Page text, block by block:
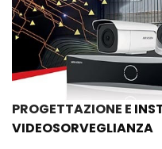
PROGETTAZIONE E
VIDEOSORVEGLIANZA